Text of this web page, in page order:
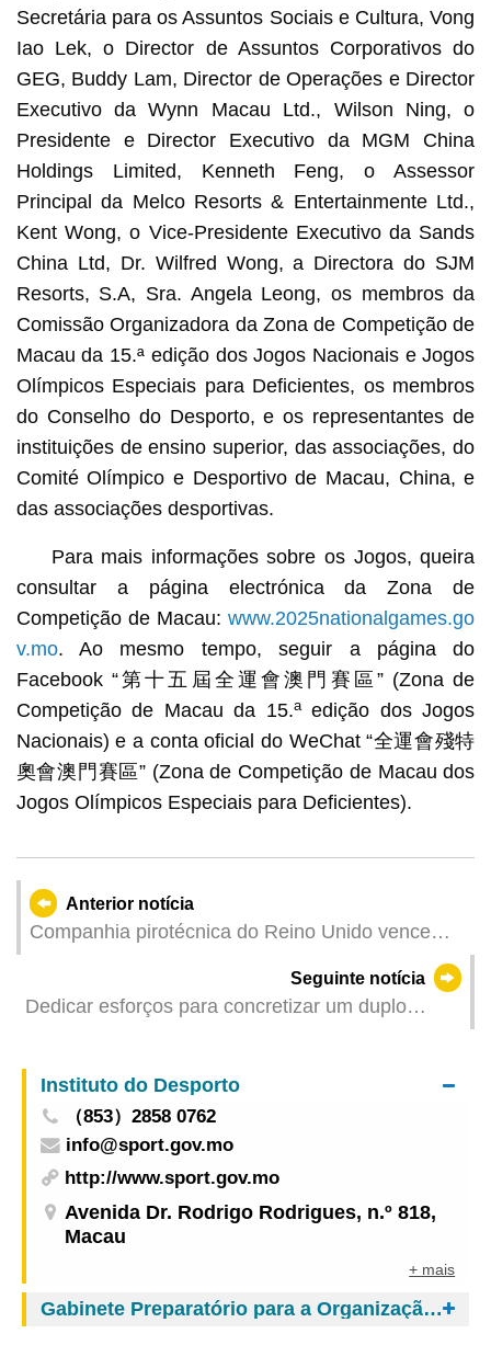
Secretária para os Assuntos Sociais e Cultura, Vong
Iao Lek, o Director de Assuntos Corporativos do
GEG, Buddy Lam, Director de Operações e Director
Executivo da Wynn Macau Ltd., Wilson Ning, o
Presidente e Director Executivo da MGM China
Holdings Limited, Kenneth Feng, o Assessor
Principal da Melco Resorts & Entertainmente Ltd.,
Kent Wong, o Vice-Presidente Executivo da Sands
China Ltd, Dr. Wilfred Wong, a Directora do SJM
Resorts, S.A, Sra. Angela Leong, os membros da
Comissão Organizadora da Zona de Competição de
Macau da 15.ª edição dos Jogos Nacionais e Jogos
Olímpicos Especiais para Deficientes, os membros
do Conselho do Desporto, e os representantes de
instituições de ensino superior, das associações, do
Comité Olímpico e Desportivo de Macau, China, e
das associações desportivas.
Para mais informações sobre os Jogos, queira
consultar a página electrónica da Zona de
Competição de Macau:www.2025nationalgames.go
v.mo. Ao mesmo tempo, seguir a página do
Facebook “第十五屆全運會澳門賽區” (Zona de
Competição de Macau da 15.aedição dos Jogos
Nacionais) e a conta oficial do WeChat “全運會殘特
奧會澳門賽區” (Zona de Competição de Macau dos
Jogos Olímpicos Especiais para Deficientes).
Anterior notícia
Companhia pirotécnica do Reino Unido vence
33.º Concurso Internacional de Fogo-de-Artifício
de Macau encerrando evento com sucesso
Seguinte notícia
Dedicar esforços para concretizar um duplo
demonstração de um espírito civilizado
Instituto do Desporto
（853）2858 0762
info@sport.gov.mo
http://www.sport.gov.mo
Avenida Dr. Rodrigo Rodrigues, n.º 818,
Macau
+ mais
Gabinete Preparatório para a Organização da Zona de Competição de Macau da 15.ª edição dos Jogos Nacionais e da 12.ª edição dos Jogos Nacionais para Pessoas Portadoras de Deficiência e 9.ª edição dos Jogos Olímpicos Especiais Nacionais